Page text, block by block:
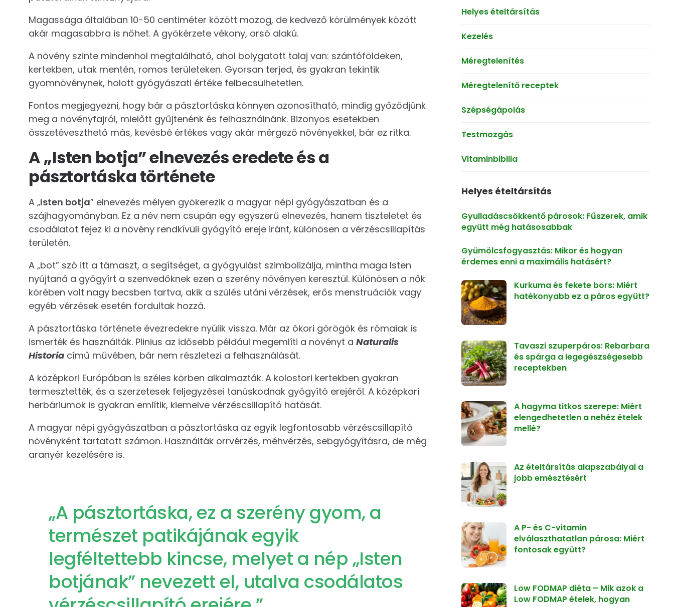
Magassága általában 10-50 centiméter között mozog, de kedvező körülmények között
akár magasabbra is nőhet. A gyökérzete vékony, orsó alakú.
A növény szinte mindenhol megtalálható, ahol bolygatott talaj van: szántóföldeken,
kertekben, utak mentén, romos területeken. Gyorsan terjed, és gyakran tekintik
gyomnövénynek, holott gyógyászati értéke felbecsülhetetlen.
Fontos megjegyezni, hogy bár a pásztortáska könnyen azonosítható, mindig győződjünk
meg a növényfajról, mielőtt gyűjtenénk és felhasználnánk. Bizonyos esetekben
összetéveszthető más, kevésbé értékes vagy akár mérgező növényekkel, bár ez ritka.
A „Isten botja” elnevezés eredete és a
pásztortáska története
A „Isten botja” elnevezés mélyen gyökerezik a magyar népi gyógyászatban és a
szájhagyományban. Ez a név nem csupán egy egyszerű elnevezés, hanem tiszteletet és
csodálatot fejez ki a növény rendkívüli gyógyító ereje iránt, különösen a vérzéscsillapítás
területén.
A „bot” szó itt a támaszt, a segítséget, a gyógyulást szimbolizálja, mintha maga Isten
nyújtaná a gyógyírt a szenvedőknek ezen a szerény növényen keresztül. Különösen a nők
körében volt nagy becsben tartva, akik a szülés utáni vérzések, erős menstruációk vagy
egyéb vérzések esetén fordultak hozzá.
A pásztortáska története évezredekre nyúlik vissza. Már az ókori görögök és rómaiak is
ismerték és használták. Plinius az idősebb például megemlíti a növényt aNaturalis
Historia című művében, bár nem részletezi a felhasználását.
A középkori Európában is széles körben alkalmazták. A kolostori kertekben gyakran
termesztették, és a szerzetesek feljegyzései tanúskodnak gyógyító erejéről. A középkori
herbáriumok is gyakran említik, kiemelve vérzéscsillapító hatását.
A magyar népi gyógyászatban a pásztortáska az egyik legfontosabb vérzéscsillapító
növényként tartatott számon. Használták orrvérzés, méhvérzés, sebgyógyításra, de még
aranyér kezelésére is.
„A pásztortáska, ez a szerény gyom, a
természet patikájának egyik
legféltettebb kincse, melyet a nép „Isten
botjának” nevezett el, utalva csodálatos
Helyes ételtársítás
Kezelés
Méregtelenítés
Méregtelenítő receptek
Szépségápolás
Testmozgás
Vitaminbibilia
Helyes ételtársítás
Gyulladáscsökkentő párosok: Fűszerek, amik
együtt még hatásosabbak
Gyümölcsfogyasztás: Mikor és hogyan
érdemes enni a maximális hatásért?
Kurkuma és fekete bors: Miért
hatékonyabb ez a páros együtt?
Tavaszi szuperpáros: Rebarbara
és spárga a legegészségesebb
receptekben
A hagyma titkos szerepe: Miért
elengedhetetlen a nehéz ételek
mellé?
Az ételtársítás alapszabályai a
jobb emésztésért
A P- és C-vitamin
elválaszthatatlan párosa: Miért
fontosak együtt?
Low FODMAP diéta – Mik azok a
Low FODMAP ételek, hogyan